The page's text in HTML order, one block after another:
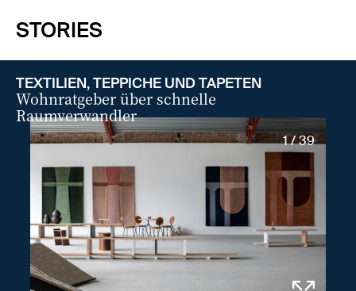
STORIES
TEXTILIEN, TEPPICHE UND TAPETEN
Wohnratgeber über schnelle
Raumverwandler
1 / 39